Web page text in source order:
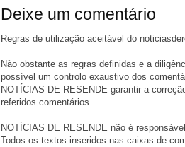
Deixe um comentário
Regras de utilização aceitável do
Não obstante as regras definidas e a
possível um controlo exaustivo dos
NOTÍCIAS DE RESENDE garantir a
referidos comentários.
NOTÍCIAS DE RESENDE não é
Todos os textos inseridos nas caixas de